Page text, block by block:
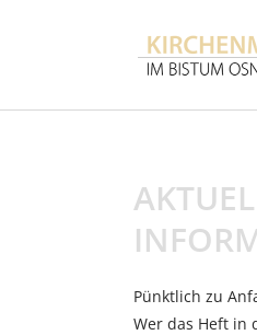
Pünktlich zu
Wer das Heft in